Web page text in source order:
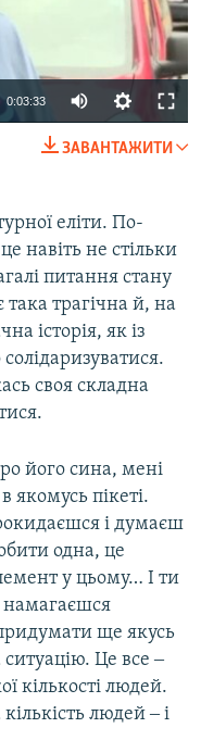
0:03:33
ЗАВАНТАЖИТИ
еліти. По-
навіть не стільки
питання стану
така трагічна й, на
історія, як із
своя складна
його сина, мені
якомусь пікеті.
і думаєш
одна, це
у цьому… І ти
намагаєшся
ще якусь
Це все ‒
кількості людей.
людей ‒ і